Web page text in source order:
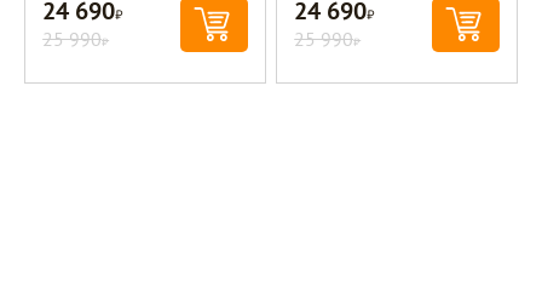
24 690Р
25 990Р
24 690Р
25 990Р